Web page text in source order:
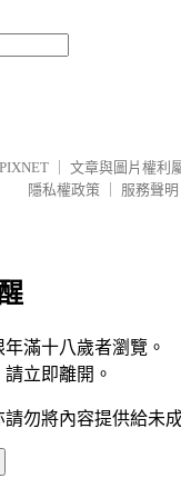
PIXNET
文章與圖片權利
隱私權政策
服務聲明
滿十八歲者瀏覽。
立即離開。
勿將內容提供給未